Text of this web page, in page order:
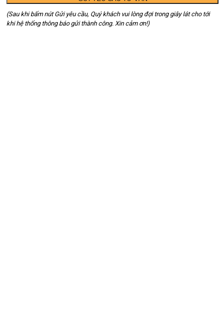
(Sau khi bấm nút Gửi yêu cầu, Quý khách vui lòng đợi trong giây lát cho tới
khi hệ thống thông báo gửi thành công. Xin cảm ơn!)